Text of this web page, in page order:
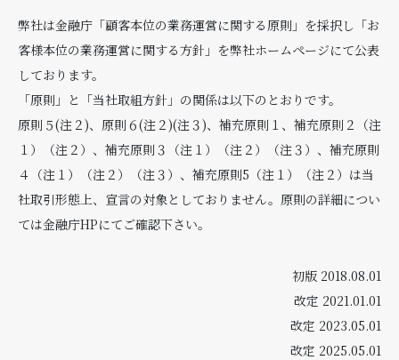
弊社は金融庁「顧客本位の業務運営に関する原則」を採択し「お
客様本位の業務運営に関する方針」を弊社ホームページにて公表
しております。
「原則」と「当社取組方針」の関係は以下のとおりです。
原則５(注２)、原則６(注２)(注３)、補充原則１、補充原則２（注
１）（注２）、補充原則３（注１）（注２）（注３）、補充原則
４（注１）（注２）（注３）、補充原則5（注１）（注２）は当
社取引形態上、宣言の対象としておりません。原則の詳細につい
ては金融庁HPにてご確認下さい。
初版 2018.08.01
改定 2021.01.01
改定 2023.05.01
改定 2025.05.01